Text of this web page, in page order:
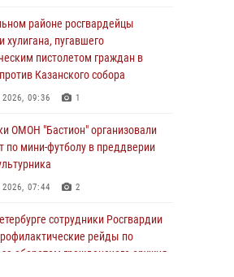
районе росгвардейцы
хулигана, пугавшего
пистолетом граждан в
Казанского собора
09:36 1
ОМОН "Бастион" организовали
по мини-футболу в преддверии
07:44 2
сотрудники Росгвардии
рейды по
оборотом гражданского оружия